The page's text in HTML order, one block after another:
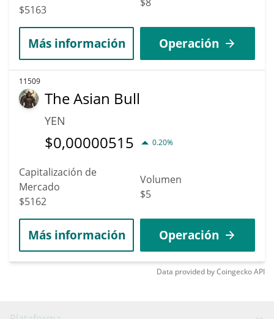
$5163
Más información Operación
11509
The Asian Bull
YEN
$0,00000515 0.20%
Capitalización de
Mercado
$5162
Volumen
$5
Más información Operación
Data provided byCoingeckoAPI